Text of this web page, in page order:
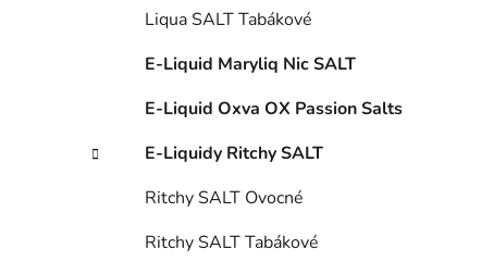
Liqua SALT Tabákové
E-Liquid Maryliq Nic SALT
E-Liquid Oxva OX Passion Salts
E-Liquidy Ritchy SALT
Ritchy SALT Ovocné
Ritchy SALT Tabákové